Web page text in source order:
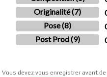
Originalité (7)
Pose (8)
Post Prod (9)
Vous devez vous enregistrer avant